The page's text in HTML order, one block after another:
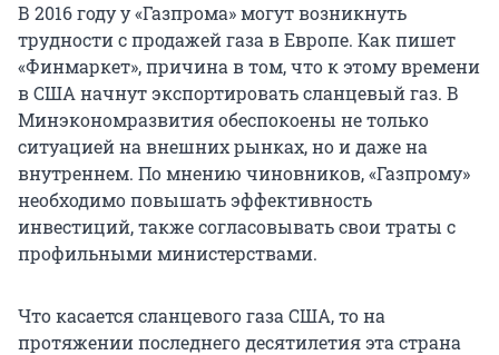
В 2016 году у «Газпрома» могут возникнуть
трудности с продажей газа в Европе. Как пишет
«Финмаркет», причина в том, что к этому времени
в США начнут экспортировать сланцевый газ. В
Минэкономразвития обеспокоены не только
ситуацией на внешних рынках, но и даже на
внутреннем. По мнению чиновников, «Газпрому»
необходимо повышать эффективность
инвестиций, также согласовывать свои траты с
профильными министерствами.
Что касается сланцевого газа США, то на
протяжении последнего десятилетия эта страна